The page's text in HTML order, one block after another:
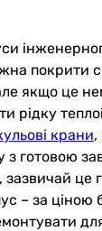
покрити
якщо це
рідку
крани,
з готовою
зазвичай
– за